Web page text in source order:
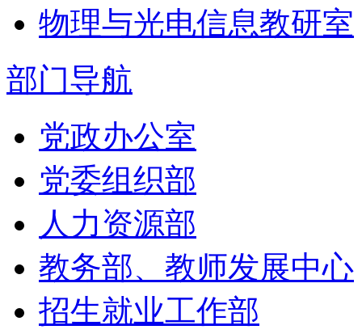
物理与光电信息教研室
部门导航
党政办公室
党委组织部
人力资源部
教务部、教师发展中心
招生就业工作部